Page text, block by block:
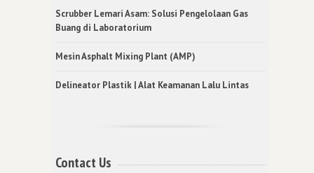
Scrubber Lemari Asam: Solusi Pengelolaan Gas
Buang di Laboratorium
Mesin Asphalt Mixing Plant (AMP)
Delineator Plastik | Alat Keamanan Lalu Lintas
Contact Us